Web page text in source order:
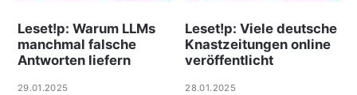
Leset!p: Warum LLMs
manchmal falsche
Antworten liefern
29.01.2025
Leset!p: Viele deut­sche
Knast­zei­tungen online
ver­öf­f­ent­licht
28.01.2025